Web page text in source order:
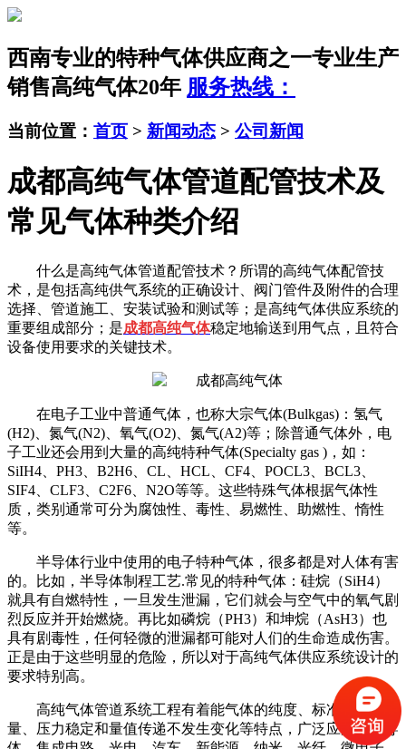
西南专业的特种气体供应商之一专业生产
销售高纯气体20年 服务热线：
当前位置： 首页 > 新闻动态 > 公司新闻
成都高纯气体管道配管技术及
常见气体种类介绍
什么是高纯气体管道配管技术？所谓的高纯气体配管技
术，是包括高纯供气系统的正确设计、阀门管件及附件的合理
选择、管道施工、安装试验和测试等；是高纯气体供应系统的
重要组成部分；是成都高纯气体稳定地输送到用气点，且符合
设备使用要求的关键技术。
在电子工业中普通气体，也称大宗气体(Bulkgas)：氢气
(H2)、氮气(N2)、氧气(O2)、氮气(A2)等；除普通气体外，电
子工业还会用到大量的高纯特种气体(Specialty gas )，如：
SiIH4、PH3、B2H6、CL、HCL、CF4、POCL3、BCL3、
SIF4、CLF3、C2F6、N2O等等。这些特殊气体根据气体性
质，类别通常可分为腐蚀性、毒性、易燃性、助燃性、惰性
等。
半导体行业中使用的电子特种气体，很多都是对人体有害
的。比如，半导体制程工艺.常见的特种气体：硅烷（SiH4）
就具有自燃特性，一旦发生泄漏，它们就会与空气中的氧气剧
烈反应并开始燃烧。再比如磷烷（PH3）和坤烷（AsH3）也
具有剧毒性，任何轻微的泄漏都可能对人们的生命造成伤害。
正是由于这些明显的危险，所以对于高纯气体供应系统设计的
要求特别高。
高纯气体管道系统工程有着能气体的纯度、标准气体流
量、压力稳定和量值传递不发生变化等特点，广泛应用于半导